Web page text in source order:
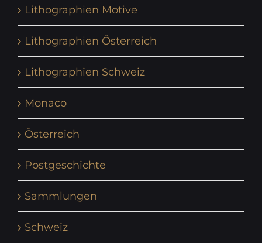
Lithographien Motive
Lithographien Österreich
Lithographien Schweiz
Monaco
Österreich
Postgeschichte
Sammlungen
Schweiz